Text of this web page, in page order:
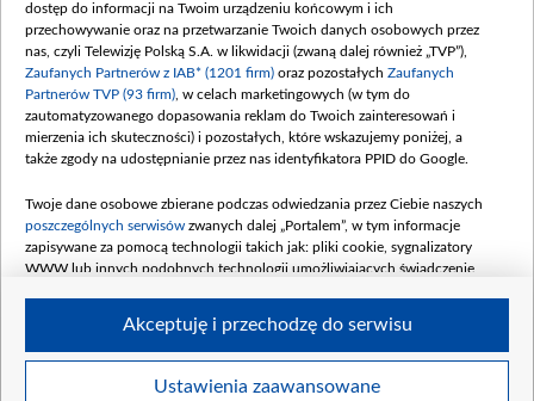
dostęp do informacji na Twoim urządzeniu końcowym i ich
przechowywanie oraz na przetwarzanie Twoich danych osobowych przez
nas, czyli Telewizję Polską S.A. w likwidacji (zwaną dalej również „TVP”),
Zaufanych Partnerów z IAB* (1201 firm) oraz pozostałych Zaufanych
Partnerów TVP (93 firm) , w celach marketingowych (w tym do
zautomatyzowanego dopasowania reklam do Twoich zainteresowań i
mierzenia ich skuteczności) i pozostałych, które wskazujemy poniżej, a
także zgody na udostępnianie przez nas identyfikatora PPID do Google.
Twoje dane osobowe zbierane podczas odwiedzania przez Ciebie naszych
poszczególnych serwisów zwanych dalej „Portalem”, w tym informacje
zapisywane za pomocą technologii takich jak: pliki cookie, sygnalizatory
WWW lub innych podobnych technologii umożliwiających świadczenie
Twoje dane osobowe zbierane podczas odwiedzania przez Ciebie
Ustawienia zaawansowane
Akceptuję i przechodzę do serwisu